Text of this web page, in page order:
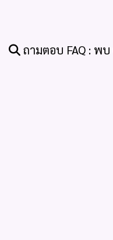
ถามตอบ FAQ : พบ